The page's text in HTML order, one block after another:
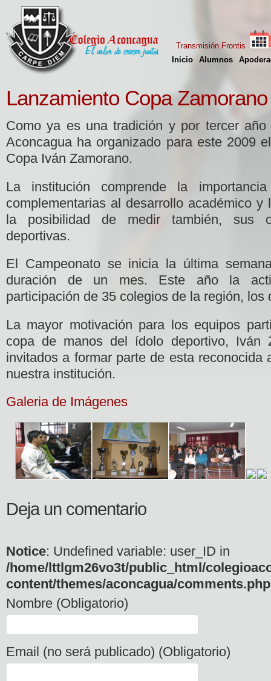
Inicio Alumnos
Transmisión Frontis
Lanzamiento Copa Zamorano
Como ya es una tradición y por tercer año
Aconcagua ha organizado para este 2009
Copa Iván Zamorano.
La institución comprende la
complementarias al desarrollo académico
la posibilidad de medir también, sus
deportivas.
El Campeonato se inicia la última
duración de un mes. Este año la
participación de 35 colegios de la región, los
La mayor motivación para los equipos
copa de manos del ídolo deportivo, Iván
invitados a formar parte de esta reconocida
nuestra institución.
Galeria de Imágenes
Deja un comentario
Notice: Undefined variable: user_ID in
/home/lttlgm26vo3t/public_html/
content/themes/aconcagua/comments.php
Nombre (Obligatorio)
Email (no será publicado) (Obligatorio)